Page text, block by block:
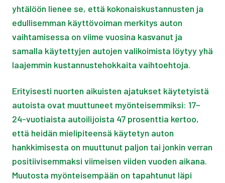
yhtälöön lienee se, että kokonaiskustannusten ja
edullisemman käyttövoiman merkitys auton
vaihtamisessa on viime vuosina kasvanut ja
samalla käytettyjen autojen valikoimista löytyy yhä
laajemmin kustannustehokkaita vaihtoehtoja.
Erityisesti nuorten aikuisten ajatukset käytetyistä
autoista ovat muuttuneet myönteisemmiksi: 17–
24-vuotiaista autoilijoista 47 prosenttia kertoo,
että heidän mielipiteensä käytetyn auton
hankkimisesta on muuttunut paljon tai jonkin verran
positiivisemmaksi viimeisen viiden vuoden aikana.
Muutosta myönteisempään on tapahtunut läpi